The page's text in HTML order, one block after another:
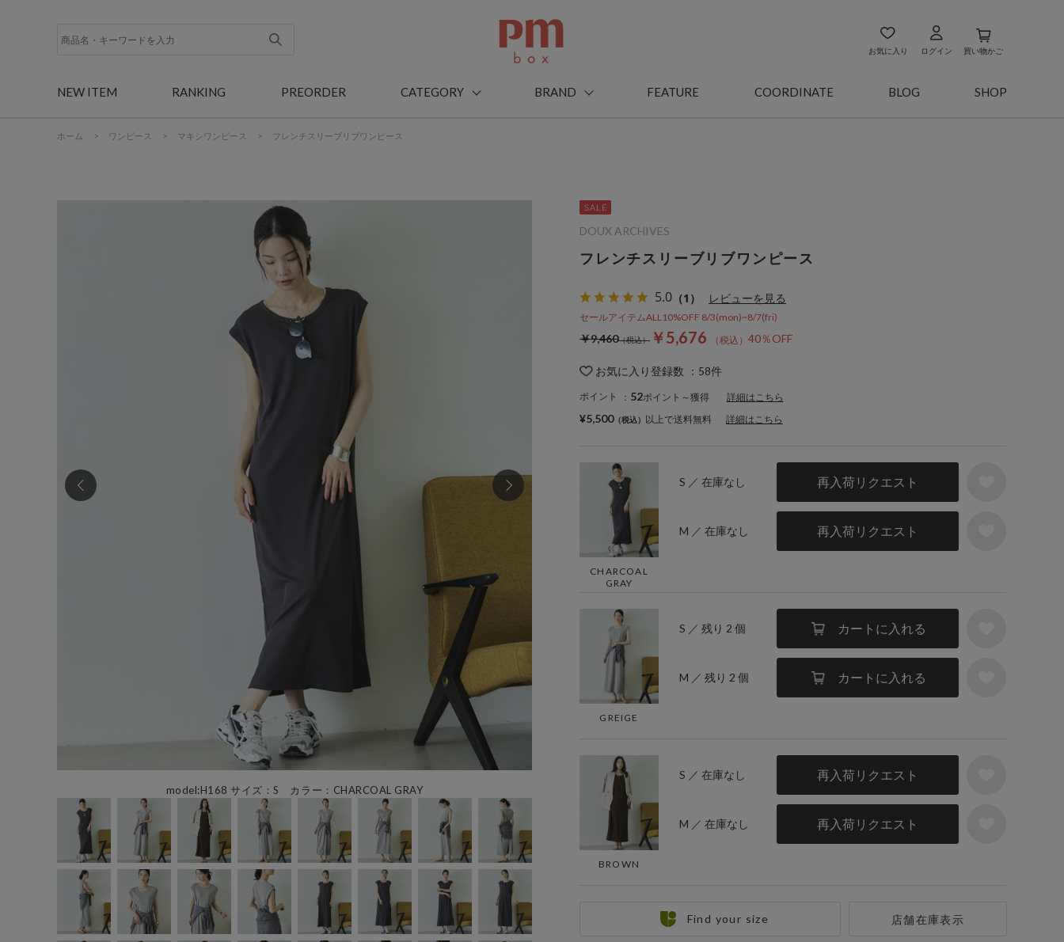
お気に入り ログイン 買い物かご
NEW ITEM RANKING PREORDER CATEGORY BRAND FEATURE COORDINATE BLOG SHOP
ホーム > ワンピース > マキシワンピース > フレンチスリーブリブワンピース
model:H168 サイズ：S カラー：CHARCOAL GRAY
フレンチスリーブリブワンピース
5.0 （1） レビューを見る
セールアイテムALL10%OFF 8/3(mon)~8/7(fri)
￥5,676 40％OFF
￥9,460
お気に入り登録数 ： 58件
ポイント ： 52ポイント～獲得 詳細はこちら
CHARCOAL
GRAY
S ／ 在庫なし 再入荷リクエスト
M ／ 在庫なし 再入荷リクエスト
GREIGE
S ／ 残り 2 個 カートに入れる
M ／ 残り 2 個 カートに入れる
BROWN
S ／ 在庫なし 再入荷リクエスト
M ／ 在庫なし 再入荷リクエスト
店舗在庫表示
DOUX ARCHIVES
¥5,500 以上で送料無料 詳細はこちら
Find your size